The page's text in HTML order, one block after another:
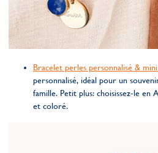
Bracelet perles personnalisé &
personnalisé, idéal pour un
famille. Petit plus: choisissez-le
et coloré.